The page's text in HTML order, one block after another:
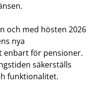
och med hösten 2026
nya
enbart för pensioner.
säkerställs
funktionalitet.